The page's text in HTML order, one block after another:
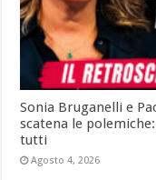
Sonia Bruganelli e
scatena le
tutti
Agosto 4, 2026